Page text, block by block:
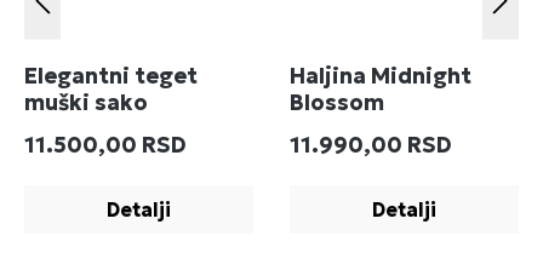
Elegantni teget
muški sako
Redovna cena:
11.500,00 RSD
Detalji
Haljina Midnight
Blossom
Redovna cena:
11.990,00 RSD
Detalji